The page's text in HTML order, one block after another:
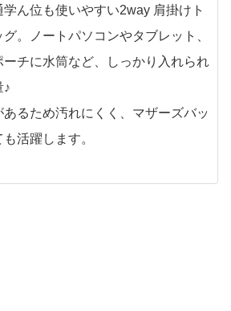
学ん位も使いやすい2way 肩掛けト
グ。ノートパソコンやタブレット、
ーチに水筒など、しっかり入れられ
♪
あるため汚れにくく、マザーズバッ
活躍します。